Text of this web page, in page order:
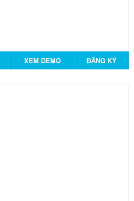
XEM DEMO ĐĂNG KÝ